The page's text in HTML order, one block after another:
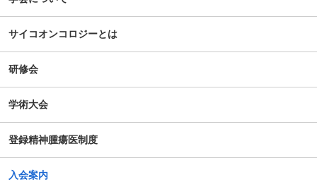
のための公開シンポジウム-開催のお知らせ
がん患者の抱えるアピアランス問題への心理社会的支援の
ための研修会（2025年度）
サイコオンコロジーとは
研修会
学術大会
登録精神腫瘍医制度
入会案内